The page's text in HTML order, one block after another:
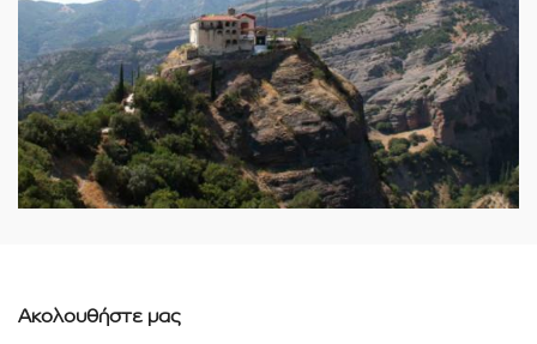
Ακολουθήστε μας